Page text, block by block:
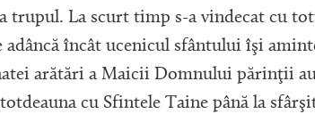
trupul. La scurt timp s-a vindecat cu
adâncă încât ucenicul sfântului îşi
arătări a Maicii Domnului părinţii
cu Sfintele Taine până la